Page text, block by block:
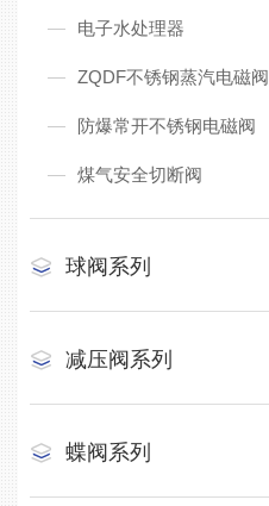
电子水处理器
ZQDF不锈钢蒸汽电磁阀
防爆常开不锈钢电磁阀
煤气安全切断阀
球阀系列
减压阀系列
蝶阀系列